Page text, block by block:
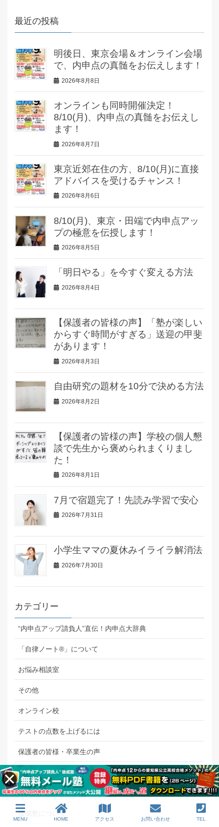
最近の投稿
明後日、東京会場＆オンライン会場
で、内申点の真髄をお伝えします！
2026年8月8日
オンラインも同時開催決定！
8/10(月)、内申点の真髄をお伝えし
ます！
2026年8月7日
東京近郊在住の方、8/10(月)に直接
アドバイスを受けるチャンス！
2026年8月6日
8/10(月)、東京・田端で内申点アッ
プの極意を伝授します！
2026年8月5日
「明日やる」を今すぐ変える方法
2026年8月4日
【保護者の皆様の声】「塾が楽しい
からすぐ時間がすぎる」送迎の甲斐
があります！
2026年8月3日
自由研究の題材を10分で決める方法
2026年8月2日
【保護者の皆様の声】学校の個人懇
談で先生から褒められまくりまし
た！
2026年8月1日
7月で宿題完了！先読み学習で安心
2026年7月31日
小学生ママの夏休みイライラ解消法
2026年7月30日
カテゴリー
“内申点アップ請負人”直伝！内申点大辞典
「自律ノート®」について
お悩み相談室
その他
オンライン校
テストの点数を上げるには
保護者の皆様・卒業生の声
内申点について
塾長講義
後成塾について
MENU HOME アクセス お問い合わせ TEL